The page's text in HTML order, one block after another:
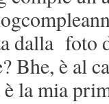
dalla foto
Bhe, è al
la mia